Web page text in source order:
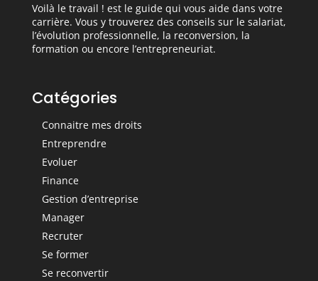
Voilà le travail ! est le guide qui vous aide dans votre
carrière. Vous y trouverez des conseils sur le salariat,
l’évolution professionnelle, la reconversion, la
formation ou encore l’entrepreneuriat.
Catégories
Connaitre mes droits
Entreprendre
Evoluer
Finance
Gestion d’entreprise
Manager
Recruter
Se former
Se reconvertir